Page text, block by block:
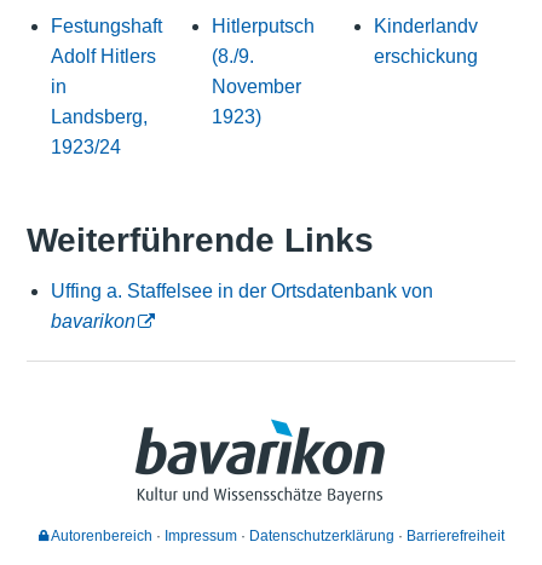
Festungshaft
Adolf Hitlers
in
Landsberg,
1923/24
Hitlerputsch
(8./9.
November
1923)
Kinderlandv
erschickung
Weiterführende Links
Uffing a. Staffelsee in der Ortsdatenbank von
bavarikon
Autorenbereich Impressum Datenschutzerklärung Barrierefreiheit